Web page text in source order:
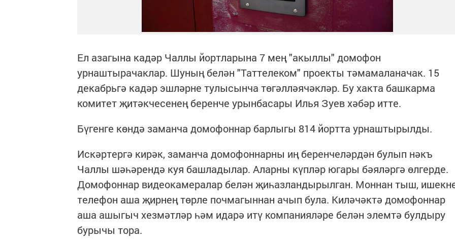
Ел азагына кадәр Чаллы йортларына 7 мең "акыллы" домофон
урнаштырачаклар. Шуның белән "Таттелеком" проекты тәмамаланачак. 15
декабрьгә кадәр эшләрне тулысынча төгәлләячәкләр. Бу хакта башкарма
комитет җитәкчесенең беренче урынбасары Илья Зуев хәбәр итте.
Бүгенге көндә заманча домофоннар барлыгы 814 йортта урнаштырылды.
Искәртергә кирәк, заманча домофоннарны иң беренчеләрдән булып нәкъ
Чаллы шәһәрендә куя башладылар. Аларны күпләр югары бәяләргә өлгерде.
Домофоннар видеокамералар белән җиһазландырылган. Моннан тыш,
телефон аша җирнең төрле почмагыннан ачып була. Киләчәктә домофоннар
аша ашыгыч хезмәтләр һәм идарә итү компанияләре белән элемтә булдыру
бурычы тора.